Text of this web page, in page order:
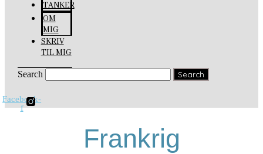
TANKER
OM
MIG
SKRIV
TIL MIG
Search Search
Facebook-
f
Frankrig